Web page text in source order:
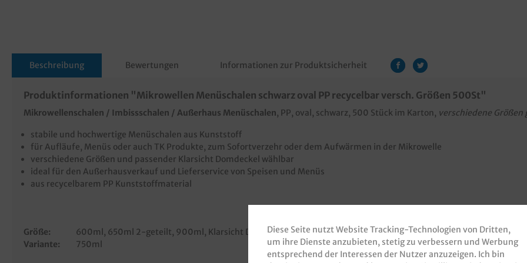
Beschreibung Bewertungen Informationen zur Produktsicherheit
Produktinformationen "Mikrowellen Menüschalen schwarz oval PP recycelbar versch. Größen 500St"
Mikrowellenschalen / Imbissschalen / Außerhaus Menüschalen , PP, oval, schwarz, 500 Stück im Karton, verschiedene Größen
stabile und hochwertige Menüschalen aus Kunststoff
für Aufläufe, Menüs oder auch TK Produkte, zum Sofortverzehr oder dem Aufwärmen in der Mikrowelle
verschiedene Größen und passender Klarsicht Domdeckel wählbar
ideal für den Außerhausverkauf und Lieferservice von Speisen und Menüs
aus recycelbarem PP Kunststoffmaterial
Größe: 600ml , 650ml 2-geteilt , 900ml
, Klarsicht Domdeckel
Variante:
750ml
Diese Seite nutzt Website Tracking-Technologien von Dritten,
um ihre Dienste anzubieten, stetig zu verbessern und Werbung
entsprechend der Interessen der Nutzer anzuzeigen. Ich bin